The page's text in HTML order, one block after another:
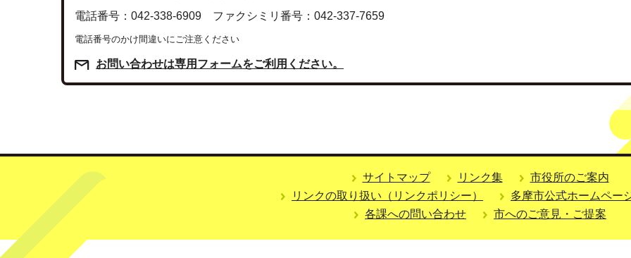
電話番号：042-338-6909 ファクシミリ番号：042-337-7659
電話番号のかけ間違いにご注意ください
お問い合わせは専用フォームをご利用ください。
サイトマップ リンク集
市役所のご案内
リンクの取り扱い（リンクポリシー）
多摩市公式ホームペー
各課への問い合わせ
市へのご意見・ご提案